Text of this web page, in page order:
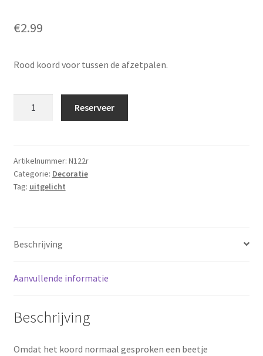
€2.99
Rood koord voor tussen de afzetpalen.
t.b.v.
afzetpaal
aantal
Reserveer
Artikelnummer: N122r
Categorie: Decoratie
Tag: uitgelicht
Beschrijving
Aanvullende informatie
Beschrijving
Omdat het koord normaal gesproken een beetje